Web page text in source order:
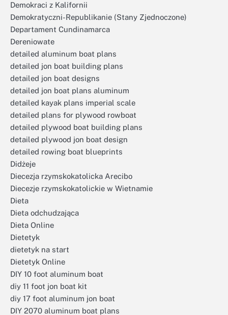
Demokraci z Kalifornii
Demokratyczni-Republikanie (Stany Zjednoczone)
Departament Cundinamarca
Dereniowate
detailed aluminum boat plans
detailed jon boat building plans
detailed jon boat designs
detailed jon boat plans aluminum
detailed kayak plans imperial scale
detailed plans for plywood rowboat
detailed plywood boat building plans
detailed plywood jon boat design
detailed rowing boat blueprints
Didżeje
Diecezja rzymskokatolicka Arecibo
Diecezje rzymskokatolickie w Wietnamie
Dieta
Dieta odchudzająca
Dieta Online
Dietetyk
dietetyk na start
Dietetyk Online
DIY 10 foot aluminum boat
diy 11 foot jon boat kit
diy 17 foot aluminum jon boat
DIY 2070 aluminum boat plans